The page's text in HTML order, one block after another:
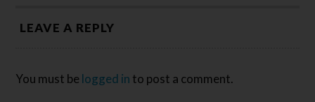
LEAVE A REPLY
You must be logged in to post a comment.